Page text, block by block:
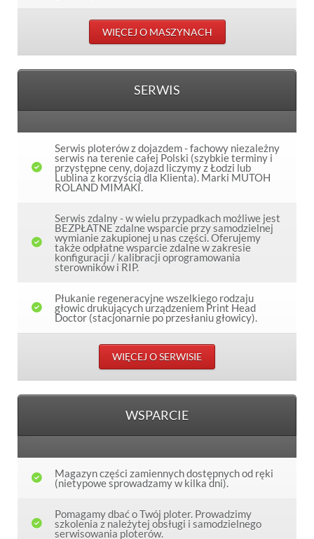
WIĘCEJ O MASZYNACH
SERWIS
Serwis ploterów z dojazdem - fachowy niezależny
serwis na terenie całej Polski (szybkie terminy i
przystępne ceny, dojazd liczymy z Łodzi lub
Lublina z korzyścią dla Klienta). Marki MUTOH
ROLAND MIMAKI.
Serwis zdalny - w wielu przypadkach możliwe jest
BEZPŁATNE zdalne wsparcie przy samodzielnej
wymianie zakupionej u nas części. Oferujemy
także odpłatne wsparcie zdalne w zakresie
konfiguracji / kalibracji oprogramowania
sterowników i RIP.
Płukanie regeneracyjne wszelkiego rodzaju
głowic drukujących urządzeniem Print Head
Doctor (stacjonarnie po przesłaniu głowicy).
WIĘCEJ O SERWISIE
WSPARCIE
Magazyn części zamiennych dostępnych od ręki
(nietypowe sprowadzamy w kilka dni).
Pomagamy dbać o Twój ploter. Prowadzimy
szkolenia z należytej obsługi i samodzielnego
serwisowania ploterów.